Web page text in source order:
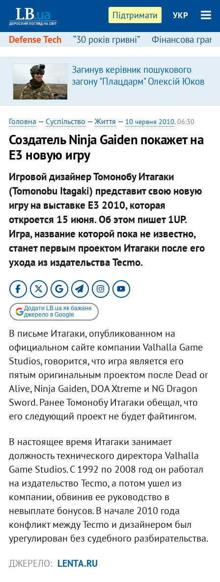
Підтримати УКР
Defense Tech “30 років гривні” Фінансова
Загинув керівник пошукового
загону "Плацдарм" Олексій Юков
Головна — Суспільство — Життя — 10 червня 2010, 06:30
Создатель Ninja Gaiden покажет на
E3 новую игру
Игровой дизайнер Томонобу Итагаки
(Tomonobu Itagaki) представит свою новую
игру на выставке E3 2010, которая
откроется 15 июня. Об этом пишет 1UP.
Игра, название которой пока не известно,
станет первым проектом Итагаки после его
ухода из издательства Tecmo.
Додати LB.ua як бажане
джерело в Google
В письме Итагаки, опубликованном на
официальном сайте компании Valhalla Game
Studios, говорится, что игра является его
пятым оригинальным проектом после Dead or
Alive, Ninja Gaiden, DOA Xtreme и NG Dragon
Sword. Ранее Томонобу Итагаки обещал, что
его следующий проект не будет файтингом.
В настоящее время Итагаки занимает
должность технического директора Valhalla
Game Studios. С 1992 по 2008 год он работал
на издательство Tecmo, а потом ушел из
компании, обвинив ее руководство в
невыплате бонусов. В начале 2010 года
конфликт между Tecmo и дизайнером был
урегулирован без судебного разбирательства.
ДЖЕРЕЛО: LENTA.RU